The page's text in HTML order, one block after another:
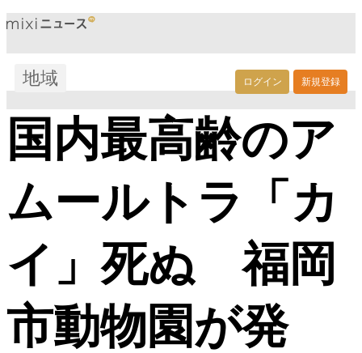
ログイン 新規登録
地域
国内最高齢のア
ムールトラ「カ
イ」死ぬ 福岡
市動物園が発